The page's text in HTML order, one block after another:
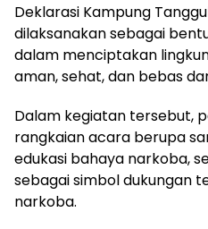
Deklarasi Kampung
dilaksanakan sebagai
dalam menciptakan
aman, sehat, dan bebas
Dalam kegiatan tersebut,
rangkaian acara berupa
edukasi bahaya narkoba,
sebagai simbol dukungan
narkoba.